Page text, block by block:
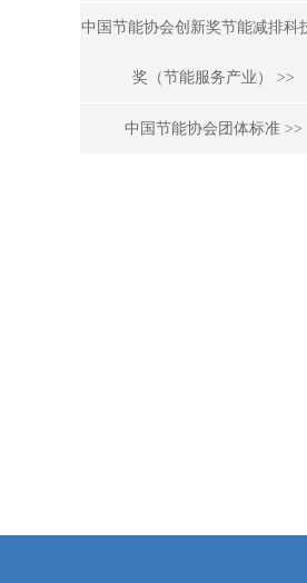
中国节能协会创新奖节能减排科
奖（节能服务产业） >>
中国节能协会团体标准 >>